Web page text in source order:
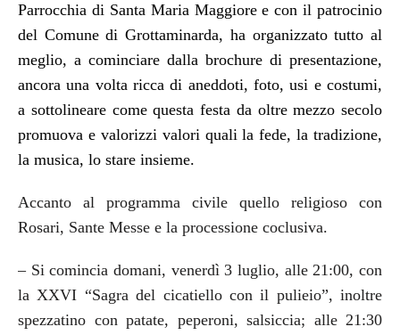
Parrocchia di Santa Maria Maggiore e con il patrocinio
del Comune di Grottaminarda, ha organizzato tutto al
meglio, a cominciare dalla brochure di presentazione,
ancora una volta ricca di aneddoti, foto, usi e costumi,
a sottolineare come questa festa da oltre mezzo secolo
promuova e valorizzi valori quali la fede, la tradizione,
la musica, lo stare insieme.
Accanto al programma civile quello religioso con
Rosari, Sante Messe e la processione coclusiva.
– Si comincia domani, venerdì 3 luglio, alle 21:00, con
la XXVI “Sagra del cicatiello con il pulieio”, inoltre
spezzatino con patate, peperoni, salsiccia; alle 21:30